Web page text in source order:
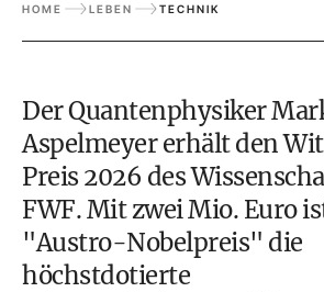
HOME LEBEN TECHNIK
Der Quantenphysiker
Aspelmeyer erhält den
Preis 2026 des
FWF. Mit zwei Mio. Euro
"Austro-Nobelpreis" die
höchstdotierte